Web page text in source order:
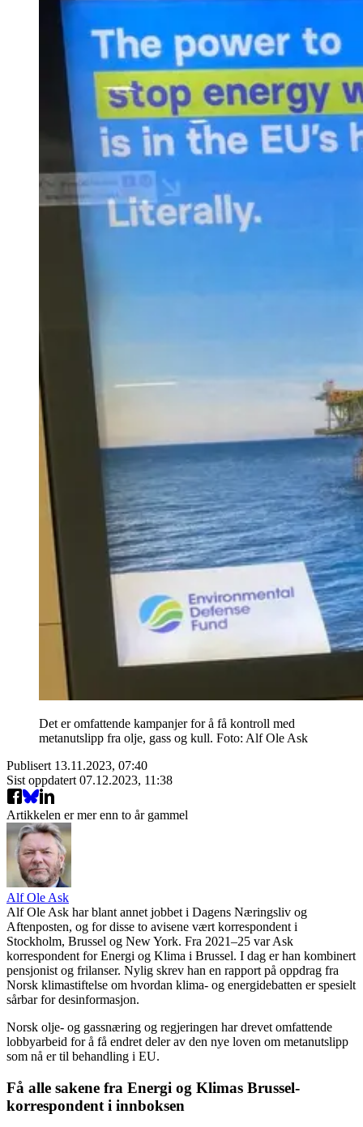
Det er omfattende kampanjer for å få kontroll med
metanutslipp fra olje, gass og kull. Foto: Alf Ole Ask
Publisert 13.11.2023, 07:40
Sist oppdatert 07.12.2023, 11:38
Artikkelen er mer enn to år gammel
Alf Ole Ask
Alf Ole Ask har blant annet jobbet i Dagens Næringsliv og
Aftenposten, og for disse to avisene vært korrespondent i
Stockholm, Brussel og New York. Fra 2021–25 var Ask
korrespondent for Energi og Klima i Brussel. I dag er han kombinert
pensjonist og frilanser. Nylig skrev han en rapport på oppdrag fra
Norsk klimastiftelse om hvordan klima- og energidebatten er spesielt
sårbar for desinformasjon.
Norsk olje- og gassnæring og regjeringen har drevet omfattende
lobbyarbeid for å få endret deler av den nye loven om metanutslipp
som nå er til behandling i EU.
Få alle sakene fra Energi og Klimas Brussel-
korrespondent i innboksen